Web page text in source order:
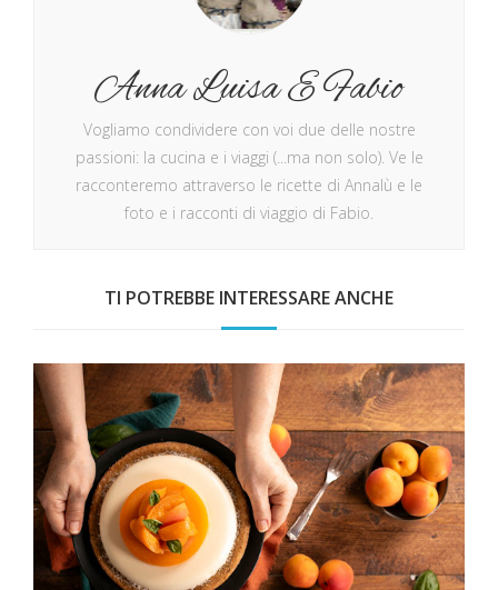
Anna Luisa E Fabio
Vogliamo condividere con voi due delle nostre
passioni: la cucina e i viaggi (...ma non solo). Ve le
racconteremo attraverso le ricette di Annalù e le
foto e i racconti di viaggio di Fabio.
TI POTREBBE INTERESSARE ANCHE